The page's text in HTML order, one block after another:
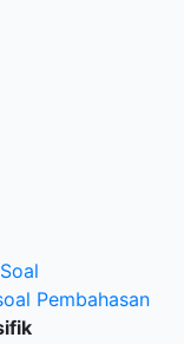
Pembahasan